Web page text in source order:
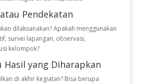
Pendekatan
dilaksanakan? Apakah menggunakan
survei lapangan, observasi,
kelompok?
yang Diharapkan
di akhir kegiatan? Bisa berupa